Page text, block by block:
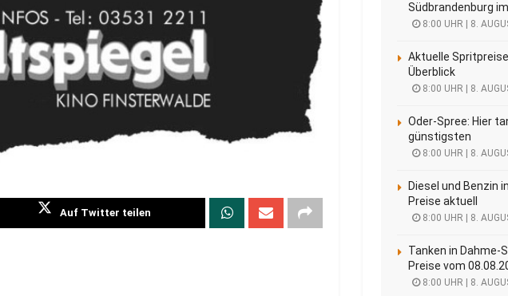
Auf Twitter teilen
Südbrandenburg
8:00 UHR | 8.
Aktuelle
Überblick
8:00 UHR | 8.
Oder-Spree: Hier
günstigsten
8:00 UHR | 8.
Diesel und Benzin
Preise aktuell
8:00 UHR | 8.
Tanken in Dahme-
Preise vom
8:00 UHR | 8.